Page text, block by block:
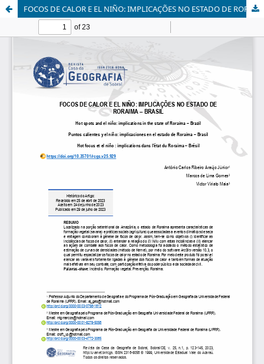
FOCOS DE CALOR E EL NIÑO: IMPLICAÇÕES NO ESTADO DE RORAIMA – BRASIL